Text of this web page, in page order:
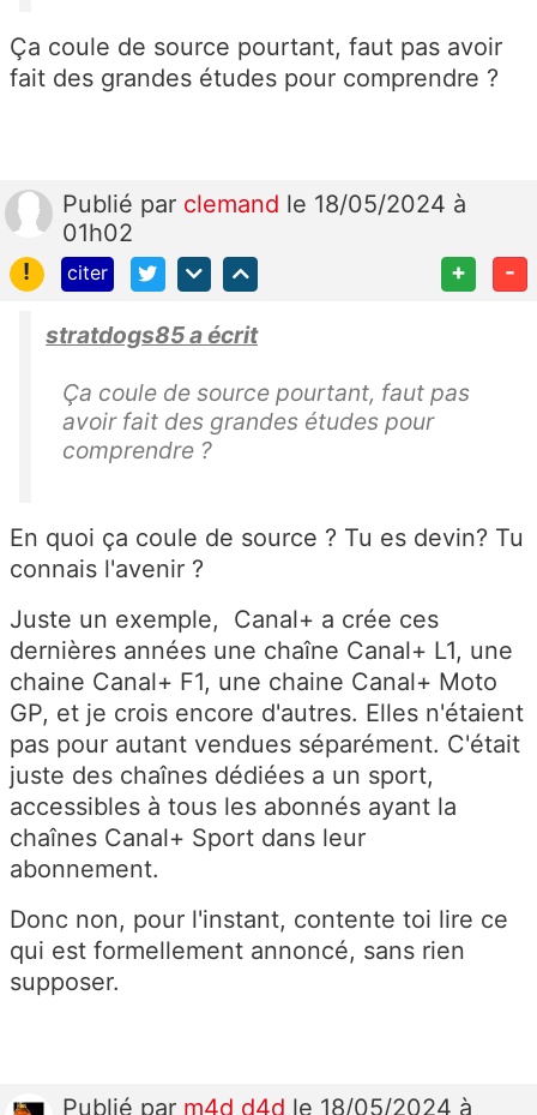
Ça coule de source pourtant, faut pas avoir
fait des grandes études pour comprendre ?
Publié par clemand le 18/05/2024 à
01h02
!
citer + -
stratdogs85 a écrit
Ça coule de source pourtant, faut pas
avoir fait des grandes études pour
comprendre ?
En quoi ça coule de source ? Tu es devin? Tu
connais l'avenir ?
Juste un exemple, Canal+ a crée ces
dernières années une chaîne Canal+ L1, une
chaine Canal+ F1, une chaine Canal+ Moto
GP, et je crois encore d'autres. Elles n'étaient
pas pour autant vendues séparément. C'était
juste des chaînes dédiées a un sport,
accessibles à tous les abonnés ayant la
chaînes Canal+ Sport dans leur
abonnement.
Donc non, pour l'instant, contente toi lire ce
qui est formellement annoncé, sans rien
supposer.
Publié par m4d d4d le 18/05/2024 à